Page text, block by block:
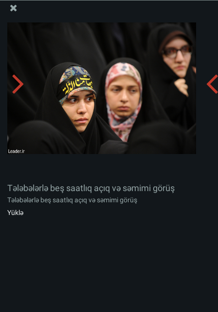
Ali Məqamlı Rəhbərin informasiya bloku
Tələbələrlə beş saatlıq açıq və səmimi görüş
Albomu yüklə: zip
Tələbələrlə beş saatlıq açıq və səmimi görüş
Tələbələrlə beş saatlıq açıq və səmimi görüş
Yüklə